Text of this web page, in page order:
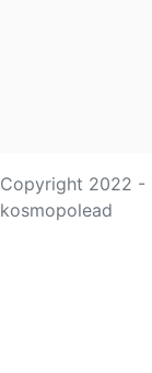
Copyright 2022 -
kosmopolead